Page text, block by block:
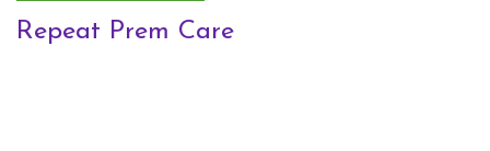
Repeat Prem Care